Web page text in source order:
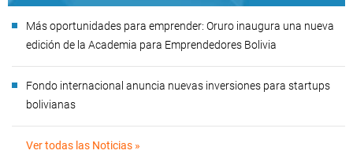
Más oportunidades para emprender: Oruro inaugura una nueva
edición de la Academia para Emprendedores Bolivia
Fondo internacional anuncia nuevas inversiones para startups
bolivianas
Ver todas las Noticias »